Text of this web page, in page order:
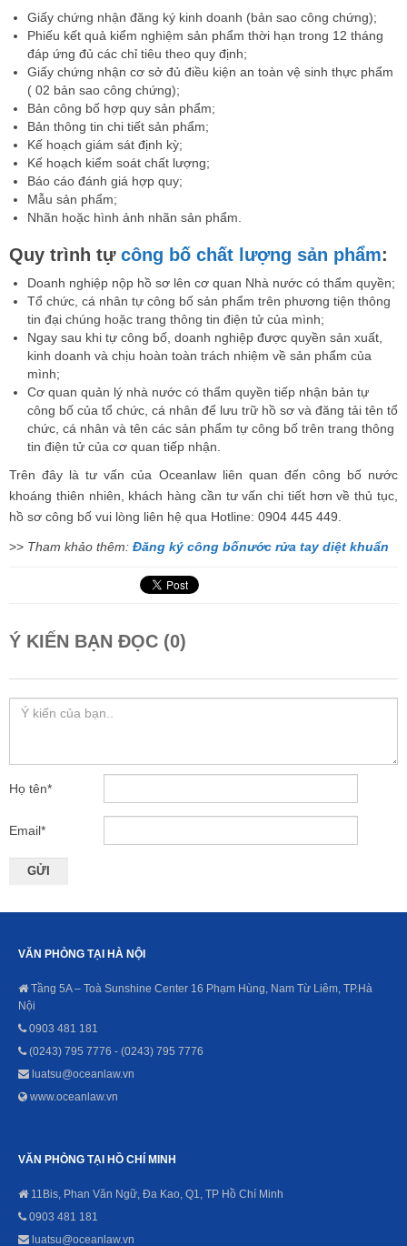
Giấy chứng nhận đăng ký kinh doanh (bản sao công chứng);
Phiếu kết quả kiểm nghiệm sản phẩm thời hạn trong 12 tháng
đáp ứng đủ các chỉ tiêu theo quy định;
Giấy chứng nhận cơ sở đủ điều kiện an toàn vệ sinh thực phẩm
( 02 bản sao công chứng);
Bản công bố hợp quy sản phẩm;
Bản thông tin chi tiết sản phẩm;
Kế hoạch giám sát định kỳ;
Kế hoạch kiểm soát chất lượng;
Báo cáo đánh giá hợp quy;
Mẫu sản phẩm;
Nhãn hoặc hình ảnh nhãn sản phẩm.
Quy trình tự công bố chất lượng sản phẩm:
Doanh nghiệp nộp hồ sơ lên cơ quan Nhà nước có thẩm quyền;
Tổ chức, cá nhân tự công bố sản phẩm trên phương tiện thông
tin đại chúng hoặc trang thông tin điện tử của mình;
Ngay sau khi tự công bố, doanh nghiệp được quyền sản xuất,
kinh doanh và chịu hoàn toàn trách nhiệm về sản phẩm của
mình;
Cơ quan quản lý nhà nước có thẩm quyền tiếp nhận bản tự
công bố của tổ chức, cá nhân để lưu trữ hồ sơ và đăng tải tên tổ
chức, cá nhân và tên các sản phẩm tự công bố trên trang thông
tin điện tử của cơ quan tiếp nhận.
Trên đây là tư vấn của Oceanlaw liên quan đến công bố nước
khoáng thiên nhiên, khách hàng cần tư vấn chi tiết hơn về thủ tục,
hồ sơ công bố vui lòng liên hệ qua Hotline: 0904 445 449.
>> Tham khảo thêm: Đăng ký công bốnước rửa tay diệt khuẩn
Ý KIẾN BẠN ĐỌC (0)
Họ tên*
Email*
VĂN PHÒNG TẠI HÀ NỘI
Tầng 5A – Toà Sunshine Center 16 Phạm Hùng, Nam Từ Liêm, TP.Hà
Nội
0903 481 181
(0243) 795 7776 - (0243) 795 7776
luatsu@oceanlaw.vn
www.oceanlaw.vn
VĂN PHÒNG TẠI HỒ CHÍ MINH
11Bis, Phan Văn Ngữ, Đa Kao, Q1, TP Hồ Chí Minh
0903 481 181
luatsu@oceanlaw.vn